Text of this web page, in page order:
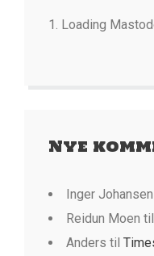
Loading
Nye
Inger Johansen
Reidun Moen til
Anders til